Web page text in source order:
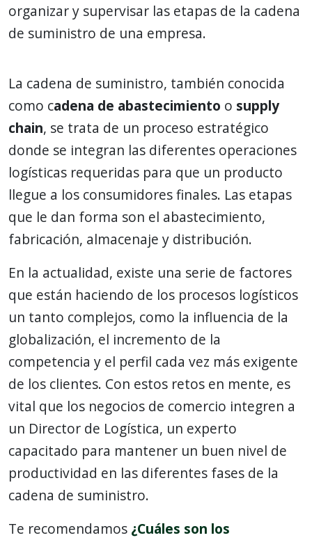
organizar y supervisar las etapas de la cadena
de suministro de una empresa.
La cadena de suministro, también conocida
como cadena de abastecimiento o supply
chain, se trata de un proceso estratégico
donde se integran las diferentes operaciones
logísticas requeridas para que un producto
llegue a los consumidores finales. Las etapas
que le dan forma son el abastecimiento,
fabricación, almacenaje y distribución.
En la actualidad, existe una serie de factores
que están haciendo de los procesos logísticos
un tanto complejos, como la influencia de la
globalización, el incremento de la
competencia y el perfil cada vez más exigente
de los clientes. Con estos retos en mente, es
vital que los negocios de comercio integren a
un Director de Logística, un experto
capacitado para mantener un buen nivel de
productividad en las diferentes fases de la
cadena de suministro.
Te recomendamos ¿Cuáles son los